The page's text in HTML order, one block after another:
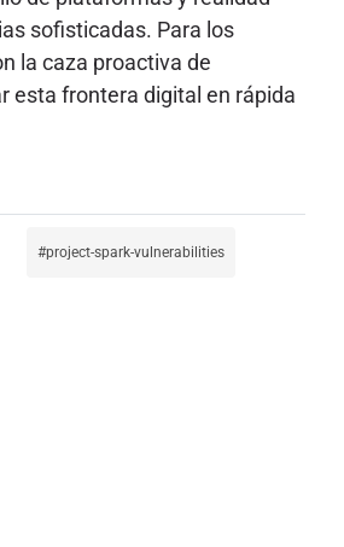
sofisticadas. Para los
la caza proactiva de
esta frontera digital en rápida
project-spark-vulnerabilities